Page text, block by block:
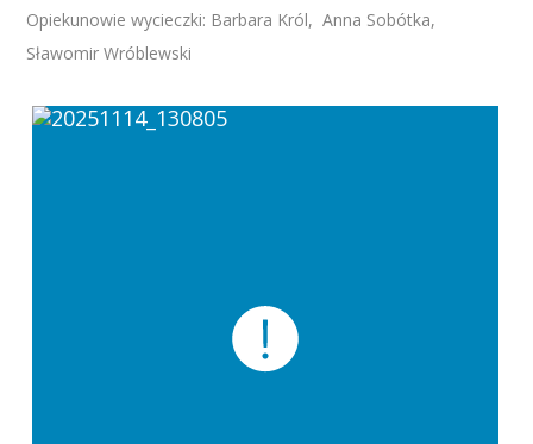
Opiekunowie wycieczki: Barbara Król, Anna Sobótka,
Sławomir Wróblewski